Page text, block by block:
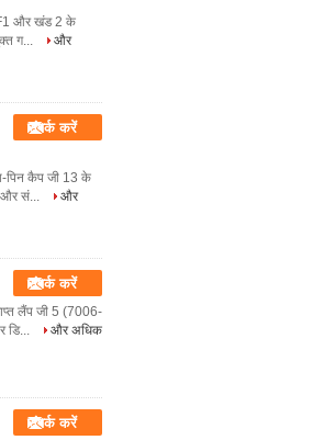
F1 और खंड 2 के
ग...
और
संपर्क करें
पिन कैप जी 13 के
और सं...
और
संपर्क करें
लैंप जी 5 (7006-
डि...
और अधिक
संपर्क करें